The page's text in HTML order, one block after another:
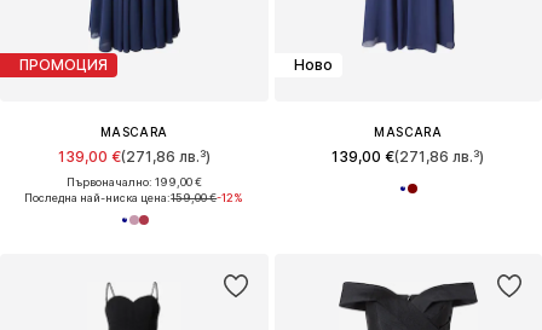
ПРОМОЦИЯ
MASCARA
139,00 €(271,86 лв.³)
Първоначално: 199,00 €
Последна най-ниска цена:159,00 €-12%
Ново
MASCARA
139,00 €(271,86 лв.³)